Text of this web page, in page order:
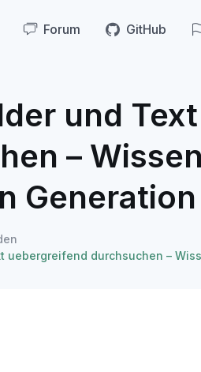
Forum GitHub
und
–
uebergreifend durchsuchen –